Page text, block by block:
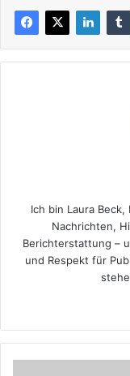
Ich bin Laura
Nachrichten,
Berichterstattung –
und Respekt für